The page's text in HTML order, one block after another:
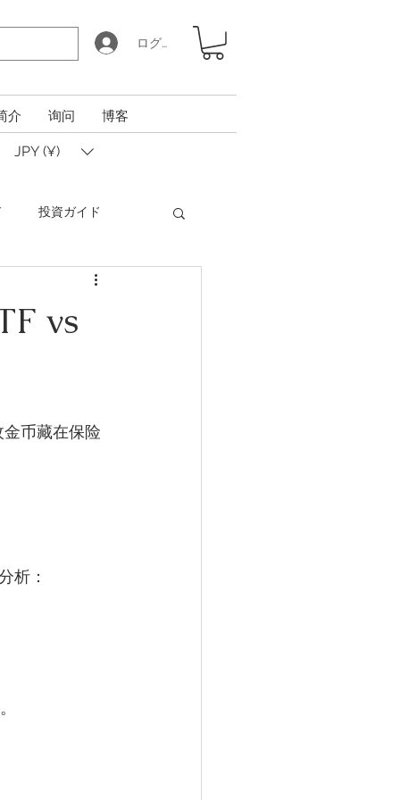
ログイン
介 询问 博客
JPY (¥)
投資ガイド
Coin Calculator Q&A
vs
币藏在保险
析：